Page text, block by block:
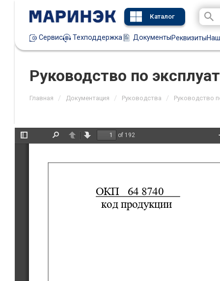
Каталог
Сервис Техподдержка ДокументыРеквизиты
Руководство по
Главная / Документация / Руководства / Руководство
PreviousNext
of 192
ОКП   64 8740
код продукции